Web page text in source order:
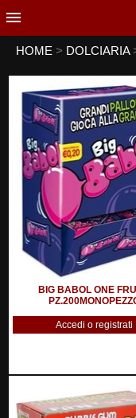
HOME > DOLCIARIA
BIG BABOL ONE
Accedi o registrati